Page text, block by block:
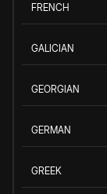
FRENCH
GALICIAN
GEORGIAN
GERMAN
GREEK